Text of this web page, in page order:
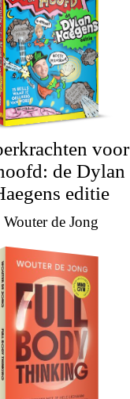
voor
de Dylan
editie
Wouter de Jong